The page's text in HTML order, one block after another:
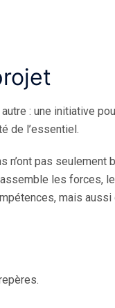
: une initiative
de l’essentiel.
n’ont pas seulement
les forces,
mais